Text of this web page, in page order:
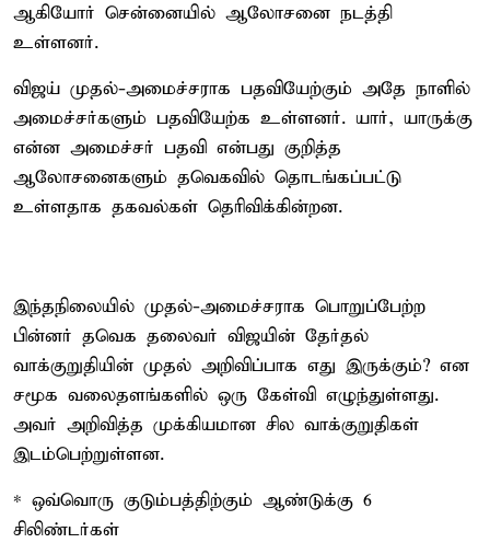
ஆகியோர் சென்னையில் ஆலோசனை நடத்தி
உள்ளனர்.
விஜய் முதல்-அமைச்சராக பதவியேற்கும் அதே நாளில்
அமைச்சர்களும் பதவியேற்க உள்ளனர். யார், யாருக்கு
என்ன அமைச்சர் பதவி என்பது குறித்த
ஆலோசனைகளும் தவெகவில் தொடங்கப்பட்டு
உள்ளதாக தகவல்கள் தெரிவிக்கின்றன.
இந்தநிலையில் முதல்-அமைச்சராக பொறுப்பேற்ற
பின்னர் தவெக தலைவர் விஜயின் தேர்தல்
வாக்குறுதியின் முதல் அறிவிப்பாக எது இருக்கும்? என
சமூக வலைதளங்களில் ஒரு கேள்வி எழுந்துள்ளது.
அவர் அறிவித்த முக்கியமான சில வாக்குறுதிகள்
இடம்பெற்றுள்ளன.
* ஒவ்வொரு குடும்பத்திற்கும் ஆண்டுக்கு 6
சிலிண்டர்கள்